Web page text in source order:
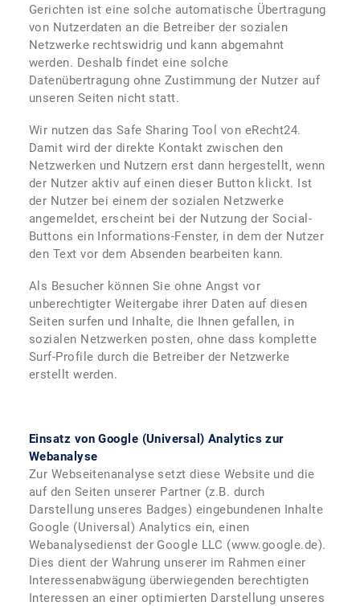
Gerichten ist eine solche automatische Übertragung
von Nutzerdaten an die Betreiber der sozialen
Netzwerke rechtswidrig und kann abgemahnt
werden. Deshalb findet eine solche
Datenübertragung ohne Zustimmung der Nutzer auf
unseren Seiten nicht statt.
Wir nutzen das Safe Sharing Tool von eRecht24.
Damit wird der direkte Kontakt zwischen den
Netzwerken und Nutzern erst dann hergestellt, wenn
der Nutzer aktiv auf einen dieser Button klickt. Ist
der Nutzer bei einem der sozialen Netzwerke
angemeldet, erscheint bei der Nutzung der Social-
Buttons ein Informations-Fenster, in dem der Nutzer
den Text vor dem Absenden bearbeiten kann.
Als Besucher können Sie ohne Angst vor
unberechtigter Weitergabe ihrer Daten auf diesen
Seiten surfen und Inhalte, die Ihnen gefallen, in
sozialen Netzwerken posten, ohne dass komplette
Surf-Profile durch die Betreiber der Netzwerke
erstellt werden.
Einsatz von Google (Universal) Analytics zur
Webanalyse
Zur Webseitenanalyse setzt diese Website und die
auf den Seiten unserer Partner (z.B. durch
Darstellung unseres Badges) eingebundenen Inhalte
Google (Universal) Analytics ein, einen
Webanalysedienst der Google LLC (www.google.de).
Dies dient der Wahrung unserer im Rahmen einer
Interessenabwägung überwiegenden berechtigten
Interessen an einer optimierten Darstellung unseres